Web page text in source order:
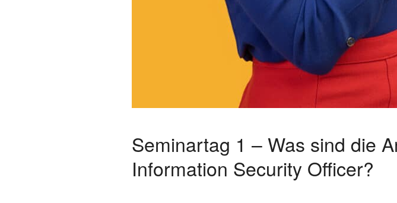
Seminartag 1 – Was sind die
Information Security Officer?